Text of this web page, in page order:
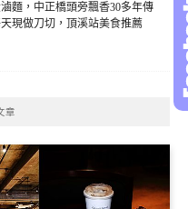
麵，中正橋頭旁飄香30多年傳
現做刀切，頂溪站美食推薦
章